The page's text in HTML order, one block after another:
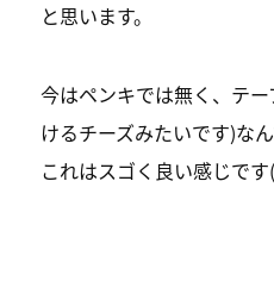
と思います。
今はペンキでは無く、テ
けるチーズみたいです)な
これはスゴく良い感じ